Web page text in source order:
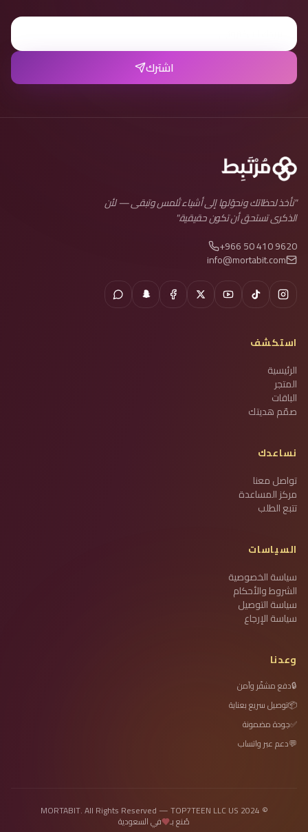
اشترك
"نأخذ لحظاتك ونحوّلها إلى أشياء تُلمس وتبقى — لأن
الذكرى تستحق أن تكون حقيقية."
+966 50 410 9620
info@mortabit.com
استكشف
الرئيسية
المتجر
الباقات
صمّم هديتك
نساعدك
تواصل معنا
مركز المساعدة
تتبع الطلب
السياسات
سياسة الخصوصية
الشروط والأحكام
سياسة التوصيل
سياسة الإرجاع
وعدنا
🔒دفع مشفّر وآمن
📦توصيل سريع بعناية
✅جودة مضمونة
💬دعم عبر واتساب
© 2024 MORTABIT. All Rights Reserved — TOP7TEEN LLC US
صُنع بـ في السعودية